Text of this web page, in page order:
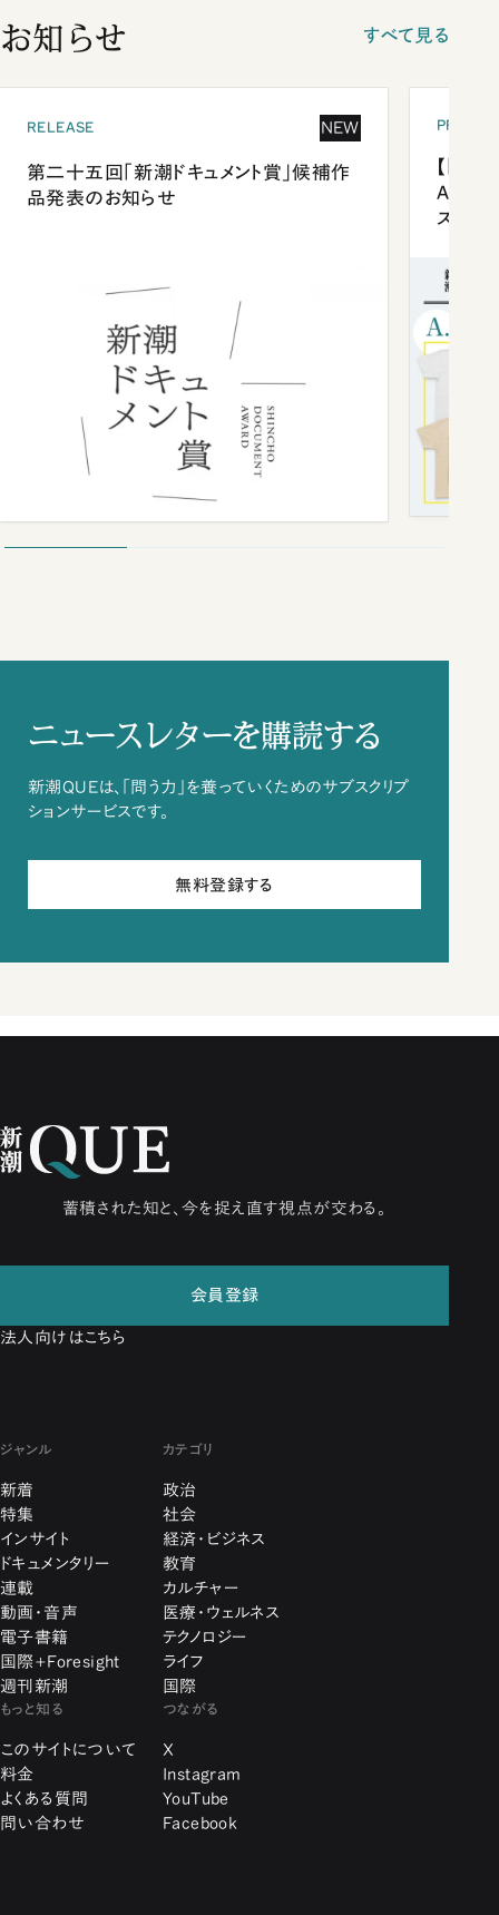
お知らせ すべて見る
RELEASE NEW
第二十五回「新潮ドキュメント賞」候補作
品発表のお知らせ
【「新
ズプレ
ニュースレターを購読する
新潮QUEは、「問う力」を養っていくためのサブスクリプ
ションサービスです。
無料登録する
蓄積された知と、今を捉え直す視点が交わる。
会員登録
法人向けはこちら
ジャンル
新着
特集
インサイト
ドキュメンタリー
連載
動画・音声
電子書籍
国際+Foresight
週刊新潮
カテゴリ
政治
社会
経済・ビジネス
教育
カルチャー
医療・ウェルネス
テクノロジー
ライフ
国際
もっと知る
このサイトについて
料金
よくある質問
問い合わせ
つながる
X
Instagram
YouTube
Facebook